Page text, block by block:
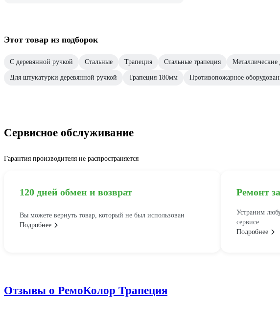
Этот товар из подборок
С деревянной ручкой Стальные Трапеция Стальные трапеция Металлические
Для штукатурки деревянной ручкой Трапеция 180мм Противопожарное
Сервисное обслуживание
Гарантия производителя не распространяется
120 дней обмен и возврат
Вы можете вернуть товар, который не был использован
Подробнее
Ремонт
Устраним
сервисе
Подробнее
Отзывы о РемоКолор Трапеция